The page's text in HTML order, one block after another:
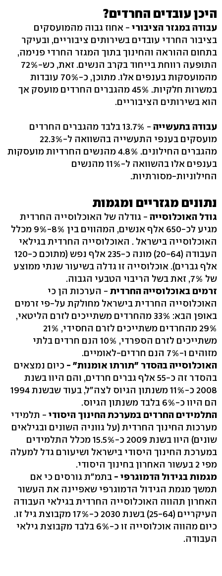
היכן עובדים החרדים?
עבודה במגזר הציבורי - אחוז גבוה מהמועסקים
בציבור החרדי עובדים בשירותים ציבוריים, ובעיקר
בתחום ההוראה והחינוך בתוך המגזר החרדי פנימה,
התופעה רווחת בייחוד בקרב הנשים. זאת, כש-72%
מהמועסקות בענפים אלו. מתוכן, כ-70% עובדות
במשרות חלקיות. 45% מהגברים החרדים מועסק אך
הוא בשירותים הציבוריים.
עבודה בתעשייה
- 13.7% בלבד מהגברים החרדים
מועסקים בענפי התעשייה בהשוואה ל-22.3%
מהגברים החילונים. 4.8% מהנשים החרדיות מועסקות
בענפים אלו בהשוואה ל-11% מהנשים
החילוניות-מסורתיות.
נתונים מגזריים ומגמות
גודל האוכלוסייה - גודלה של האוכלוסייה החרדית
מגיע לכ-650 אלף אנשים, המהווים בין 8%-9% מכלל
האוכלוסייה בישראל . האוכלוסייה החרדית בגילאי
העבודה (20-64) מונה כ-235 אלף נפש (מתוכם כ-120
אלף גברים). אוכלוסייה זו גדלה בשיעור שנתי ממוצע
של 7%, זאת בשל הריבוי הטבעי הגבוה.
זרמים באוכלוסייה החרדית - הערכות הן כי
האוכלוסייה החרדית בישראל מחולקת על-פי זרמים
באופן הבא: 33% מהחרדים משתייכים לזרם הליטאי,
29% מהחרדים משתייכים לזרם החסידי, 21%
משתייכים לזרם הספרדי, 10% הנם חרדים בלתי
מזוהים ו-7% הנם חרדים-לאומיים.
האוכלוסייה בהסדר "תורתו אומנות" - כיום נמצאים
בהסדר זה כ-55 אלף גברים חרדים, והם היוו בשנת
2008 כ-11% משנתון הגיוס לצה"ל, בעוד שבשנת 1994
הם היוו כ-6% בלבד משנתון הגיוס.
התלמידים החרדים במערכת החינוך היסודי - תלמידי
מערכות החינוך החרדית (על גווניה השונים ובגילאים
שונים) היוו בשנת 2009 כ-15.5% מכלל התלמידים
במערכת החינוך היסודי בישראל ושיעורם גדל למעלה
מפי 2 בעשור האחרון בחינוך היסודי.
מגמות בגידול הדמוגרפי - בתמ"ת גורסים כי אם
תמשך מגמת הגידול הדמוגרפי שאפיינה את העשור
האחרון תהווה האוכלוסייה החרדית בגילאי העבודה
העיקריים (25-64) בשנת 2030 כ-17% מקבוצת גיל זו.
כיום מהווה אוכלוסייה זו כ-6% בלבד מקבוצת גילאי
העבודה.